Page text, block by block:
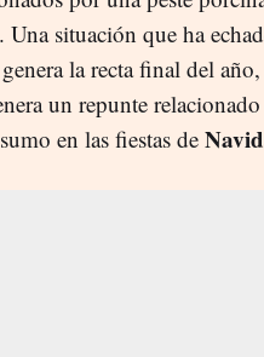
Una situación que ha
la recta final del
un repunte
en las fiestas de